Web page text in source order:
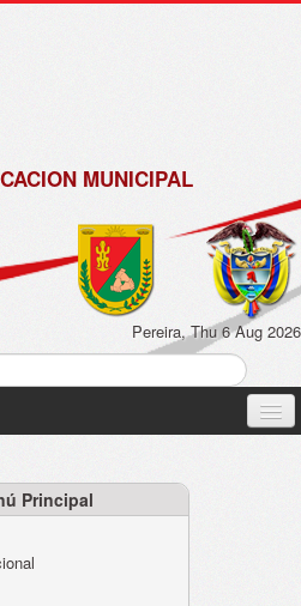
MUNICIPAL
Pereira, Thu 6 Aug 2026
Principal